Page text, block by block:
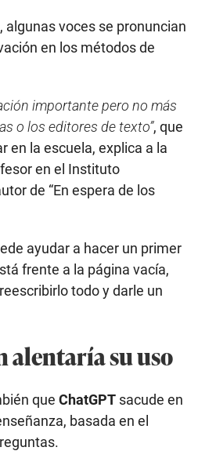
algunas voces se pronuncian
en los métodos de
importante pero no más
o los editores de texto”, que
en la escuela, explica a la
en el Instituto
de “En espera de los
ayudar a hacer un primer
frente a la página vacía,
todo y darle un
su uso
que ChatGPT sacude en
basada en el